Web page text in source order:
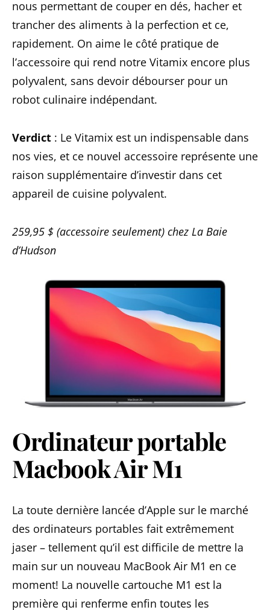
nous permettant de couper en dés, hacher et
trancher des aliments à la perfection et ce,
rapidement. On aime le côté pratique de
l’accessoire qui rend notre Vitamix encore plus
polyvalent, sans devoir débourser pour un
robot culinaire indépendant.
Verdict : Le Vitamix est un indispensable dans
nos vies, et ce nouvel accessoire représente une
raison supplémentaire d’investir dans cet
appareil de cuisine polyvalent.
259,95 $ (accessoire seulement) chez La Baie
d’Hudson
Ordinateur portable
Macbook Air M1
La toute dernière lancée d’Apple sur le marché
des ordinateurs portables fait extrêmement
jaser – tellement qu’il est difficile de mettre la
main sur un nouveau MacBook Air M1 en ce
moment! La nouvelle cartouche M1 est la
première qui renferme enfin toutes les